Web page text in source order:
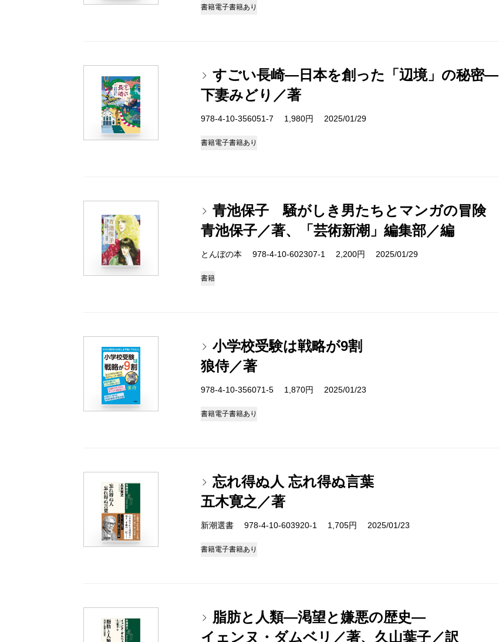
書籍電子書籍あり
すごい長崎―日本を創った「辺境」の秘密―
下妻みどり／著
978-4-10-356051-7 1,980円 2025/01/29
書籍電子書籍あり
青池保子 騒がしき男たちとマンガの冒険
青池保子／著、「芸術新潮」編集部／編
とんぼの本 978-4-10-602307-1 2,200円 2025/01/29
書籍
小学校受験は戦略が9割
狼侍／著
978-4-10-356071-5 1,870円 2025/01/23
書籍電子書籍あり
忘れ得ぬ人 忘れ得ぬ言葉
五木寛之／著
新潮選書 978-4-10-603920-1 1,705円 2025/01/23
書籍電子書籍あり
脂肪と人類―渇望と嫌悪の歴史―
イェンヌ・ダムベリ／著、久山葉子／訳